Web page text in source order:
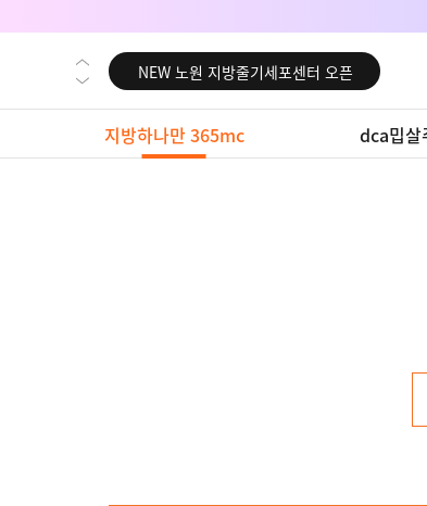
NEW 대전 지방줄기세포센터 오픈
NEW 노원 지방줄기세포센터 오픈
NEW 미국 LA점 오픈
NEW 부산 지방줄기세포센터 오픈
지방하나만 365mc dca밉살